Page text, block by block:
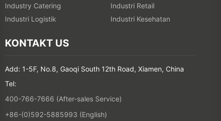
Industry Catering
Industri Retail
Industri Logistik
Industri Kesehatan
KONTAKT US
Add: 1-5F, No.8, Gaoqi South 12th Road, Xiamen, China
Tel:
400-766-7666 (After-sales Service)
+86-(0)592-5885993 (English)